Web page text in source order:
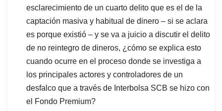
esclarecimiento de un cuarto delito que es el de la
captación masiva y habitual de dinero – si se aclara
es porque existió – y se va a juicio a discutir el delito
de no reintegro de dineros, ¿cómo se explica esto
cuando ocurre en el proceso donde se investiga a
los principales actores y controladores de un
desfalco que a través de Interbolsa SCB se hizo con
el Fondo Premium?